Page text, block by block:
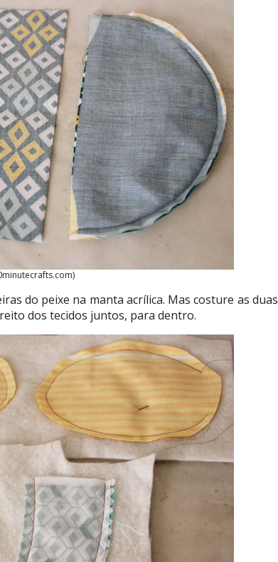
do peixe na manta acrílica. Mas costure as duas
dos tecidos juntos, para dentro.